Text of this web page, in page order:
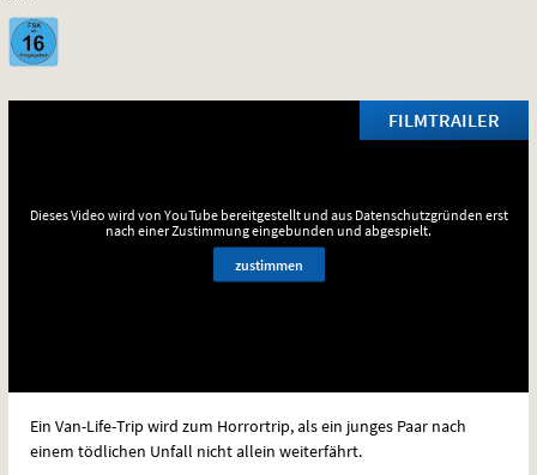
FILMTRAILER
Dieses Video wird von YouTube bereitgestellt und aus Datenschutzgründen erst
nach einer Zustimmung eingebunden und abgespielt.
zustimmen
Ein Van-Life-Trip wird zum Horrortrip, als ein junges Paar nach
einem tödlichen Unfall nicht allein weiterfährt.